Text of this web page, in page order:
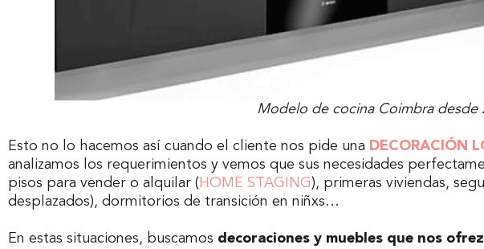
Modelo de cocina Coimbra desde
Esto no lo hacemos así cuando el cliente nos pide una DECORACIÓN
analizamos los requerimientos y vemos que sus necesidades
pisos para vender o alquilar ( HOME STAGING), primeras viviendas,
desplazados), dormitorios de transición en niñxs…
En estas situaciones, buscamos decoraciones y muebles que nos